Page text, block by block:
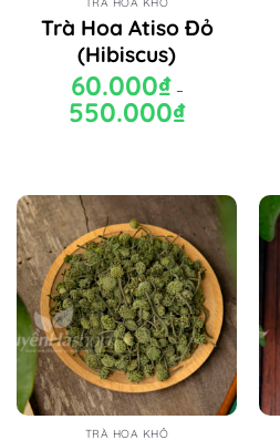
Trà Hoa Atiso Đỏ
(Hibiscus)
60.000₫ –
550.000₫Khoảng
giá:
TRÀ HOA KHÔ